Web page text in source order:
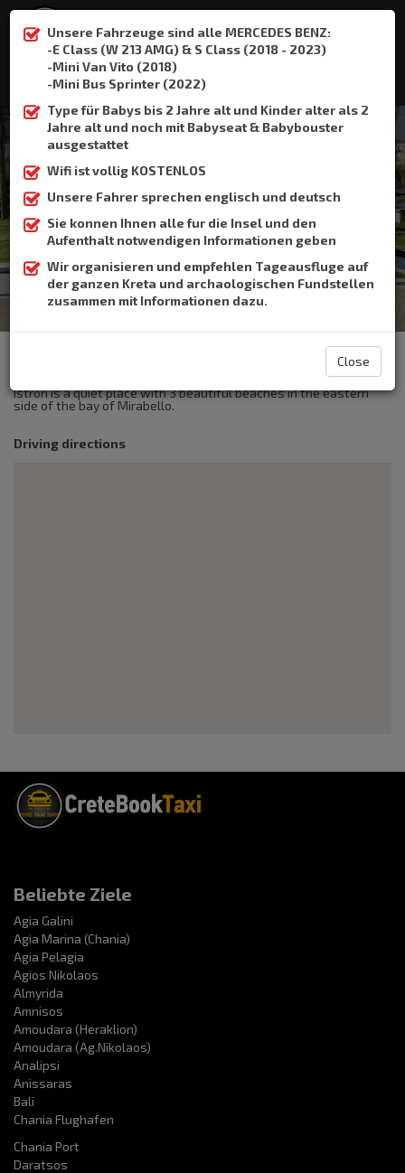
Unsere Fahrzeuge sind alle MERCEDES BENZ:
-E Class (W 213 AMG) & S Class (2018 - 2023)
-Mini Van Vito (2018)
-Mini Bus Sprinter (2022)
Type für Babys bis 2 Jahre alt und Kinder alter als 2
Jahre alt und noch mit Babyseat & Babybouster
ausgestattet
Wifi ist vollig KOSTENLOS
Unsere Fahrer sprechen englisch und deutsch
Sie konnen Ihnen alle fur die Insel und den
Aufenthalt notwendigen Informationen geben
Wir organisieren und empfehlen Tageausfluge auf
der ganzen Kreta und archaologischen Fundstellen
zusammen mit Informationen dazu.
Close
+306932337015
Istron
Home Istron
Istron is a quiet place with 3 beautiful beaches in the eastern
side of the bay of Mirabello.
Driving directions
Beliebte Ziele
Agia Galini
Agia Marina (Chania)
Agia Pelagia
Agios Nikolaos
Almyrida
Amnisos
Amoudara (Heraklion)
Amoudara (Ag.Nikolaos)
Analipsi
Anissaras
Bali
Chania Flughafen
Chania Port
Daratsos